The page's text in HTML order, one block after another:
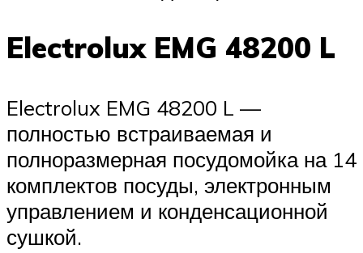
Electrolux EMG 48200 L
Electrolux EMG 48200 L —
полностью встраиваемая и
полноразмерная посудомойка на 14
комплектов посуды, электронным
управлением и конденсационной
сушкой.